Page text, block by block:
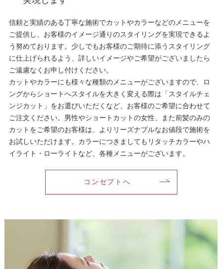
信頼と実績のある丁寧な施術でカットやカラーなどのメニューを
ご提供し、お客様のイメージ通りのスタイリングを実現できるよ
う努めております。少しでもお客様のご期待に添うスタイリング
に仕上げられるよう、詳しいイメージやご希望がございましたら
ご遠慮なくお申し付けください。
カットやカラーにも様々な種類のメニューがございますので、ロ
ングからショートへスタイルを大きく変える際は「スタイルチェ
ンジカット」をお選びいただくなど、お客様のご希望に合わせて
ご注文ください。男性やショートカットの女性、また前髪のみの
カットをご希望のお客様は、よりリーズナブルなお値段で施術を
お試しいただけます。カラーにつきましてもリタッチカラーやハ
イライト・ローライトなど、各種メニューがございます。
コンセプトへ